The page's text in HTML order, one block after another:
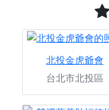
北投金虎爺會
台北市北投區